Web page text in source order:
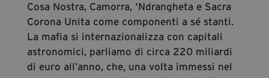
Cosa Nostra, Camorra, ‘Ndrangheta e Sacra
Corona Unita come componenti a sé stanti.
La mafia si internazionalizza con capitali
astronomici, parliamo di circa 220 miliardi
di euro all’anno, che, una volta immessi nel